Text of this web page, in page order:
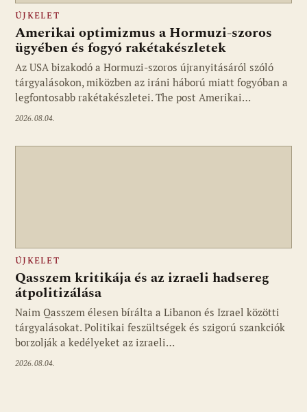
ÚJKELET
Amerikai optimizmus a Hormuzi-szoros
ügyében és fogyó rakétakészletek
Az USA bizakodó a Hormuzi-szoros újranyitásáról szóló
tárgyalásokon, miközben az iráni háború miatt fogyóban a
legfontosabb rakétakészletei. The post Amerikai…
2026.08.04.
ÚJKELET
Qasszem kritikája és az izraeli hadsereg
átpolitizálása
Naim Qasszem élesen bírálta a Libanon és Izrael közötti
tárgyalásokat. Politikai feszültségek és szigorú szankciók
borzolják a kedélyeket az izraeli…
2026.08.04.